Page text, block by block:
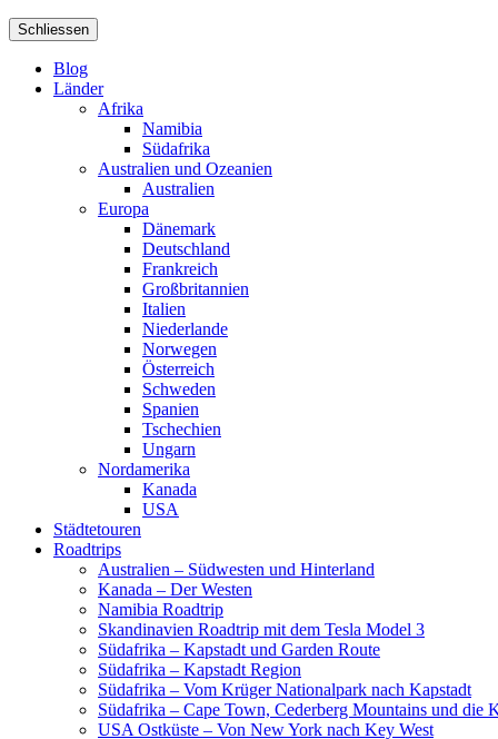
Schliessen
Blog
Länder
Afrika
Namibia
Südafrika
Australien und Ozeanien
Australien
Europa
Dänemark
Deutschland
Frankreich
Großbritannien
Italien
Niederlande
Norwegen
Österreich
Schweden
Spanien
Tschechien
Ungarn
Nordamerika
Kanada
USA
Städtetouren
Roadtrips
Australien – Südwesten und Hinterland
Kanada – Der Westen
Namibia Roadtrip
Skandinavien Roadtrip mit dem Tesla Model 3
Südafrika – Kapstadt und Garden Route
Südafrika – Kapstadt Region
Südafrika – Vom Krüger Nationalpark nach Kapstadt
Südafrika – Cape Town, Cederberg Mountains und die
USA Ostküste – Von New York nach Key West